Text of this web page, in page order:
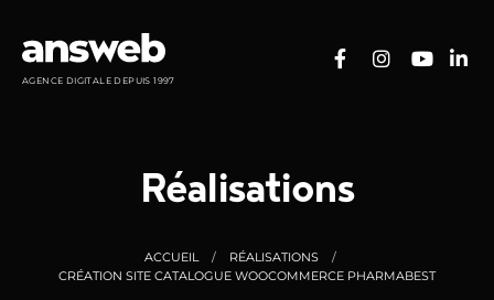
AGENCE DIGITALE DEPUIS 1997
Réalisations
ACCUEIL
RÉALISATIONS
CRÉATION SITE CATALOGUE WOOCOMMERCE PHARMABEST